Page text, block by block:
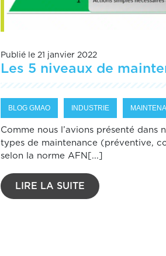
Publié le 21 janvier 2022
Les 5 niveaux de
BLOG GMAO INDUSTRIE
Comme nous l’avions présenté
types de maintenance (préventive,
selon la norme AFN[...]
LIRE LA SUITE